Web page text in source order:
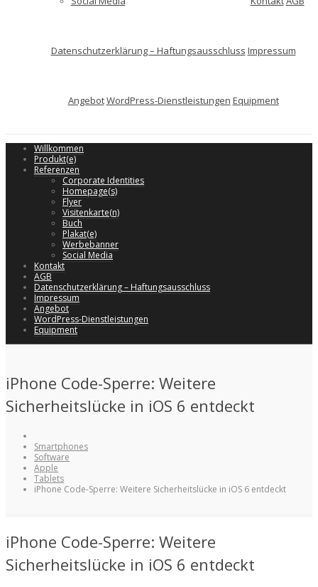
Datenschutzerklärung – Haftungsausschluss Impressum
AngebotWordPress-Dienstleistungen Equipment
Willkommen
Produkt(e)
Referenzen
Corporate Identities
Homepage(s)
Flyer
Visitenkarte(n)
Buch
Plakat(e)
Werbebanner
Social Media
Kontakt
AGB
Datenschutzerklärung – Haftungsausschluss
Impressum
Angebot
WordPress-Dienstleistungen
Equipment
iPhone Code-Sperre: Weitere
Sicherheitslücke in iOS 6 entdeckt
Smartphones
Software
Apple
Tablets
iPhone Code-Sperre: Weitere Sicherheitslücke in iOS 6 entdeckt
iPhone Code-Sperre: Weitere
Sicherheitslücke in iOS 6 entdeckt